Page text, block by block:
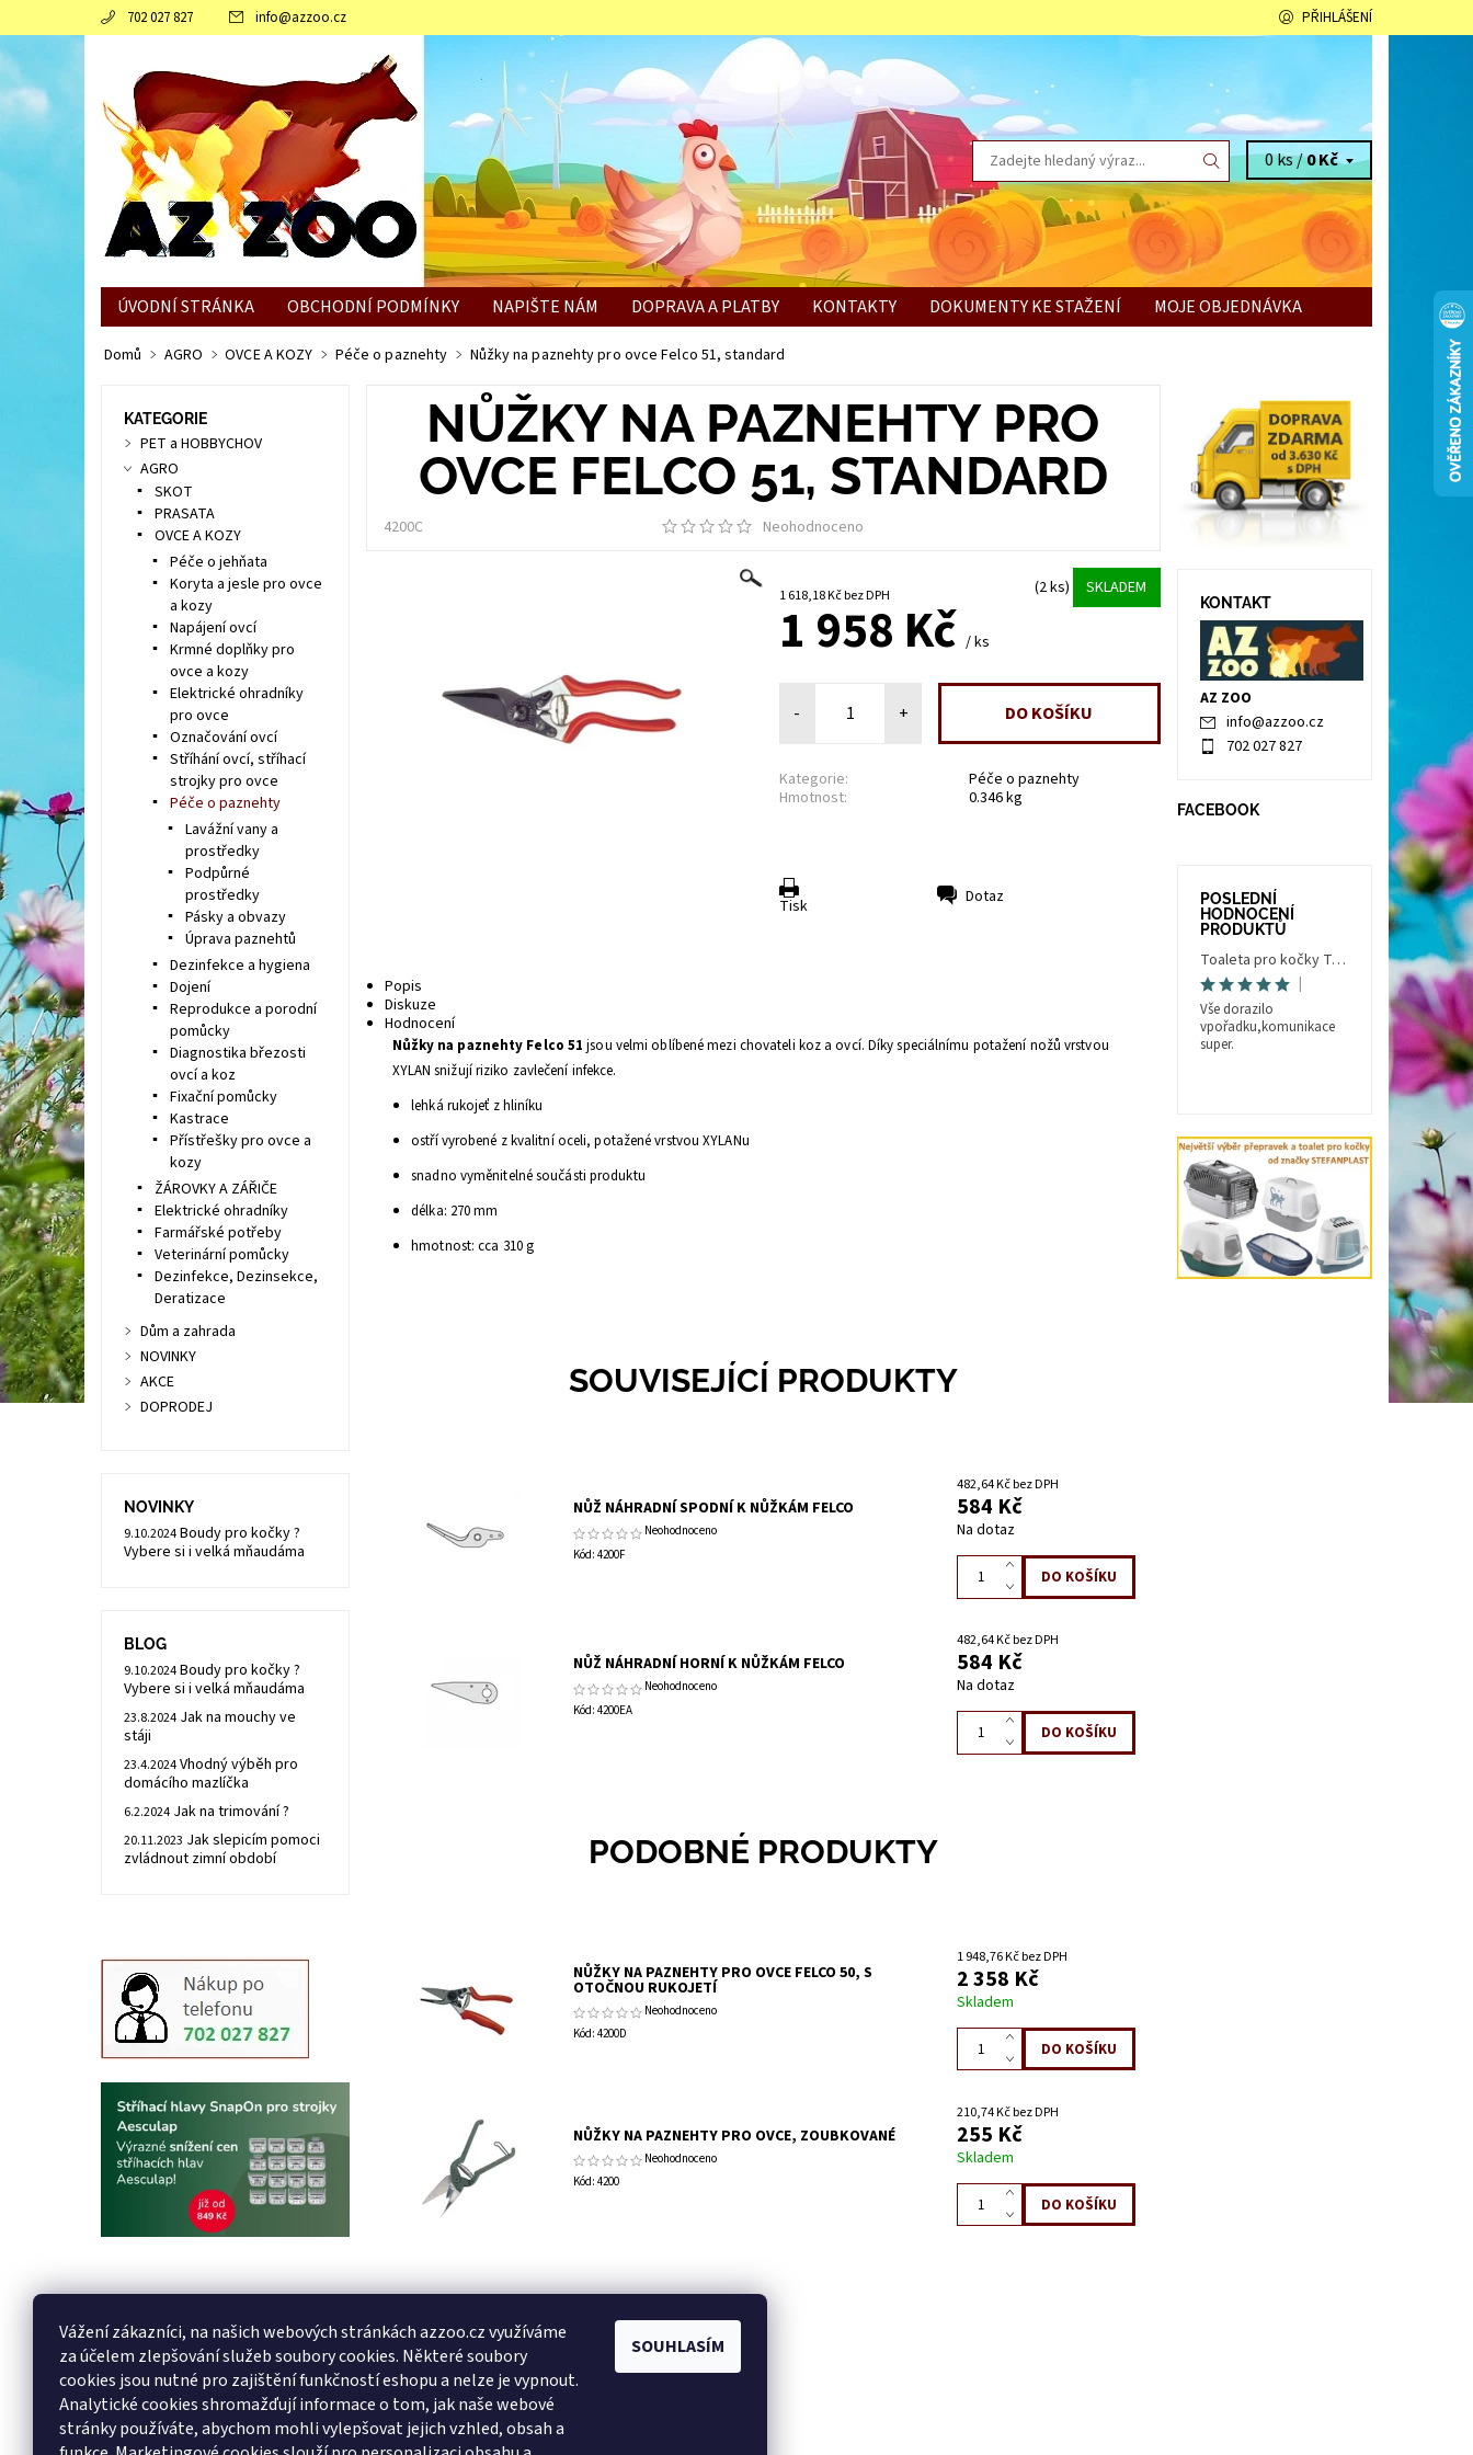
702 027 827 info@azzoo.cz PŘIHLÁŠENÍ
0 ks /0 Kč
ÚVODNÍ STRÁNKA OBCHODNÍ PODMÍNKY NAPIŠTE NÁM DOPRAVA A PLATBY KONTAKTY DOKUMENTY KE STAŽENÍ
MOJE OBJEDNÁVKA
JAK SLEPICÍM POMOCI ZVLÁDNOUT ZIMNÍ OBDOBÍ
Domů AGRO OVCE A KOZY Péče o paznehty Nůžky na paznehty pro ovce Felco 51, standard
NŮŽKY NA PAZNEHTY PRO
OVCE FELCO 51, STANDARD
4200C Neohodnoceno
1 618,18 Kč bez DPH (2 ks) SKLADEM
1 958 Kč/ ks
- +
Kategorie:
Péče o paznehty
Hmotnost:
0.346 kg
Tisk Dotaz
Popis
Diskuze
Hodnocení
Nůžky na paznehty Felco 51 jsou velmi oblíbené mezi chovateli koz a ovcí. Díky speciálnímu potažení nožů vrstvou
XYLAN snižují riziko zavlečení infekce.
lehká rukojeť z hliníku
ostří vyrobené z kvalitní oceli, potažené vrstvou XYLANu
snadno vyměnitelné součásti produktu
délka: 270 mm
hmotnost: cca 310 g
SOUVISEJÍCÍ PRODUKTY
NŮŽ NÁHRADNÍ SPODNÍ K NŮŽKÁM FELCO
Neohodnoceno
Kód: 4200F
482,64 Kč bez DPH
584 Kč
Na dotaz
NŮŽ NÁHRADNÍ HORNÍ K NŮŽKÁM FELCO
Neohodnoceno
Kód: 4200EA
482,64 Kč bez DPH
584 Kč
Na dotaz
PODOBNÉ PRODUKTY
NŮŽKY NA PAZNEHTY PRO OVCE FELCO 50, S
OTOČNOU RUKOJETÍ
Neohodnoceno
Kód: 4200D
1 948,76 Kč bez DPH
2 358 Kč
Skladem
NŮŽKY NA PAZNEHTY PRO OVCE, ZOUBKOVANÉ
Neohodnoceno
Kód: 4200
210,74 Kč bez DPH
255 Kč
Skladem
Buďte první, kdo napíše příspěvek k této položce.
Přidat komentář
Buďte první, kdo napíše příspěvek k této položce.
Přidat hodnocení
KATEGORIE
PET a HOBBYCHOV
AGRO
SKOT
PRASATA
OVCE A KOZY
Péče o jehňata
Koryta a jesle pro ovce
a kozy
Napájení ovcí
Krmné doplňky pro
ovce a kozy
Elektrické ohradníky
pro ovce
Označování ovcí
Stříhání ovcí, stříhací
strojky pro ovce
Péče o paznehty
Lavážní vany a
prostředky
Podpůrné
prostředky
Pásky a obvazy
Úprava paznehtů
Dezinfekce a hygiena
Dojení
Reprodukce a porodní
pomůcky
Diagnostika březosti
ovcí a koz
Fixační pomůcky
Kastrace
Přístřešky pro ovce a
kozy
ŽÁROVKY A ZÁŘIČE
Elektrické ohradníky
Farmářské potřeby
Veterinární pomůcky
Dezinfekce, Dezinsekce,
Deratizace
Dům a zahrada
NOVINKY
AKCE
DOPRODEJ
NOVINKY
9.10.2024Boudy pro kočky ?
Vybere si i velká mňaudáma
BLOG
9.10.2024Boudy pro kočky ?
Vybere si i velká mňaudáma
23.8.2024 Jak na mouchy ve
stáji
23.4.2024Vhodný výběh pro
domácího mazlíčka
6.2.2024 Jak na trimování ?
20.11.2023 Jak slepicím pomoci
zvládnout zimní období
KONTAKT
AZ ZOO
info@azzoo.cz
702 027 827
FACEBOOK
POSLEDNÍ
HODNOCENÍ
PRODUKTŮ
Toaleta pro kočky Trés Chic Indoor Filter, krytá - kočičí WC s filtrem, holubí šedá/bílá
|
Vše dorazilo
vpořadku,komunikace
super.
Vážení zákazníci, na našich webových stránkách azzoo.cz využíváme
za účelem zlepšování služeb soubory cookies. Některé soubory
cookies jsou nutné pro zajištění funkčností eshopu a nelze je vypnout.
Analytické cookies shromažďují informace o tom, jak naše webové
stránky používáte, abychom mohli vylepšovat jejich vzhled, obsah a
SOUHLASÍM